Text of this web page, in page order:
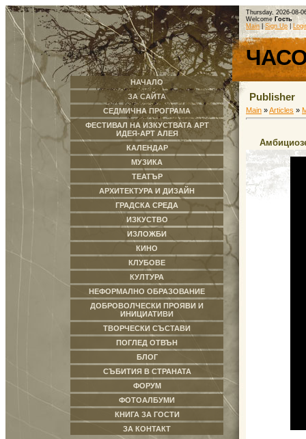
НАЧАЛО
ЗА САЙТА
СЕДМИЧНА ПРОГРАМА
ФЕСТИВАЛ НА ИЗКУСТВАТА АРТ
ИДЕЯ-АРТ АЛЕЯ
КАЛЕНДАР
МУЗИКА
ТЕАТЪР
АРХИТЕКТУРА И ДИЗАЙН
ГРАДСКА СРЕДА
ИЗКУСТВО
ИЗЛОЖБИ
КИНО
КЛУБОВЕ
КУЛТУРА
НЕФОРМАЛНО ОБРАЗОВАНИЕ
ДОБРОВОЛЧЕСКИ ПРОЯВИ И
ИНИЦИАТИВИ
ТВОРЧЕСКИ СЪСТАВИ
ПОГЛЕД ОТВЪН
БЛОГ
СЪБИТИЯ В СТРАНАТА
ФОРУМ
ФОТОАЛБУМИ
КНИГА ЗА ГОСТИ
ЗА КОНТАКТ
Thursday, 2026-08-
Welcome Гость
Main
Sign Up
Publisher
Main »Articles »